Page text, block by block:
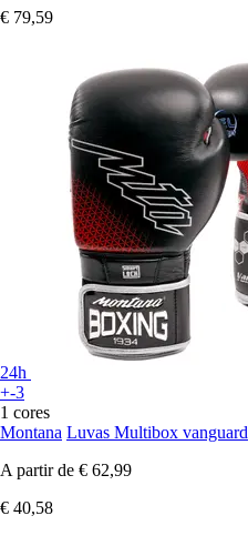
€ 79,59
24h
+-3
1 cores
Montana Luvas Multibox vanguard
A partir de € 62,99
€ 40,58